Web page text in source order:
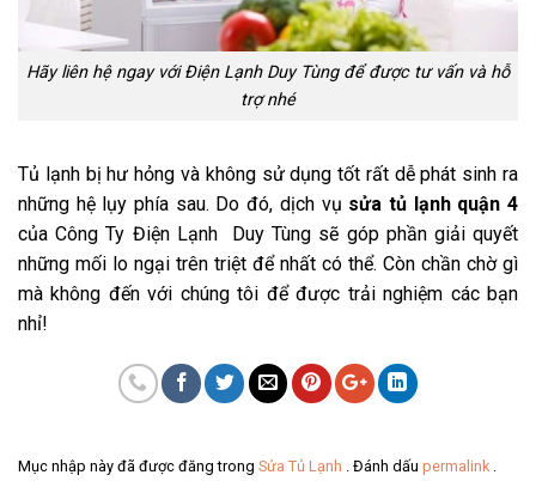
Hãy liên hệ ngay với Điện Lạnh Duy Tùng để được tư vấn và hỗ
trợ nhé
Tủ lạnh bị hư hỏng và không sử dụng tốt rất dễ phát sinh ra
những hệ lụy phía sau. Do đó, dịch vụ sửa tủ lạnh quận 4
của Công Ty Điện Lạnh Duy Tùng sẽ góp phần giải quyết
những mối lo ngại trên triệt để nhất có thể. Còn chần chờ gì
mà không đến với chúng tôi để được trải nghiệm các bạn
nhỉ!
Mục nhập này đã được đăng trong Sửa Tủ Lạnh . Đánh dấu permalink .